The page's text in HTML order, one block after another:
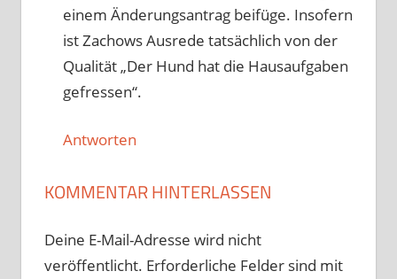
einem Änderungsantrag beifüge. Insofern
ist Zachows Ausrede tatsächlich von der
Qualität „Der Hund hat die Hausaufgaben
gefressen“.
Antworten
KOMMENTAR HINTERLASSEN
Deine E-Mail-Adresse wird nicht
veröffentlicht. Erforderliche Felder sind mit